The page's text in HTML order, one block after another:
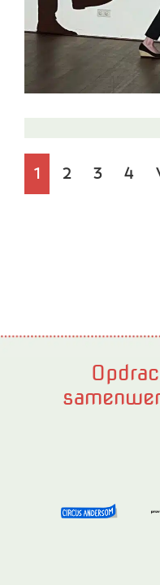
Pagina
1 Pagina
2 Pagina
3 4